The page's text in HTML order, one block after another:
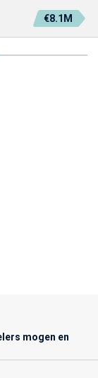
€8.1M
mogen en